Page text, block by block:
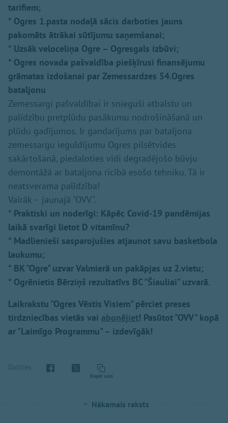
tarifiem;
* Ogres 1.pasta nodaļā sācis darboties jauns
pakomāts ātrākai sūtījumu saņemšanai;
* Uzsāk veloceliņa Ogre – Ogresgals izbūvi;
* Ogres novada pašvaldība piešķīrusi finansējumu
grāmatas izdošanai par Zemessardzes 54.Ogres
bataljonu
Zemessargi pašvaldībai ir snieguši atbalstu un
palīdzību pretplūdu pasākumu nodrošināšanā un
plūdu gadījumos. Ir gandarījums par bataljona
zemessargu ieguldījumu Ogres pilsētvides
sakārtošanā, piedaloties vidi degradējošo būvju
demontāžā ar bataljona rīcībā esošo tehniku. Tā ir
neatsverama palīdzība!
Vairāk – jaunajā "OVV".
* Praktiski un noderīgi: Kāpēc Covid-19 pandēmijas
laikā svarīgi lietot D vitamīnu?
* Madlienieši sasparojušies atjaunot savu basketbola
laukumu;
* BK "Ogre" uzvar Valmierā un pakāpjas uz 2.vietu;
* Ogrēnietis Bērziņš rezultatīvs BC "Šiauliai" uzvarā.
Laikrakstu "Ogres Vēstis Visiem" pērciet preses
tirdzniecības vietās vai abonējiet! Pasūtot "OVV" kopā
ar "Laimīgo Programmu" – izdevīgāk!
Dalīties
Kopēt saiti
Nākamais raksts